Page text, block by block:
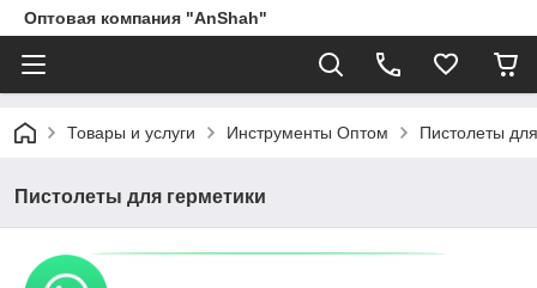
Оптовая компания "AnShah"
Товары и услуги Инструменты Оптом Пистолеты
Пистолеты для герметики